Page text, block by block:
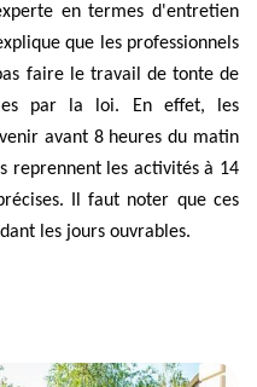
en termes d'entretien
que les professionnels
faire le travail de tonte de
par la loi. En effet, les
avant 8 heures du matin
reprennent les activités à 14
Il faut noter que ces
les jours ouvrables.